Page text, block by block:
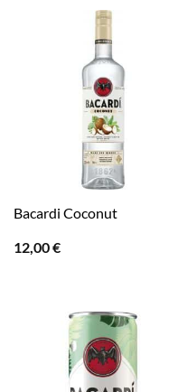
Bacardi Coconut
12,00€